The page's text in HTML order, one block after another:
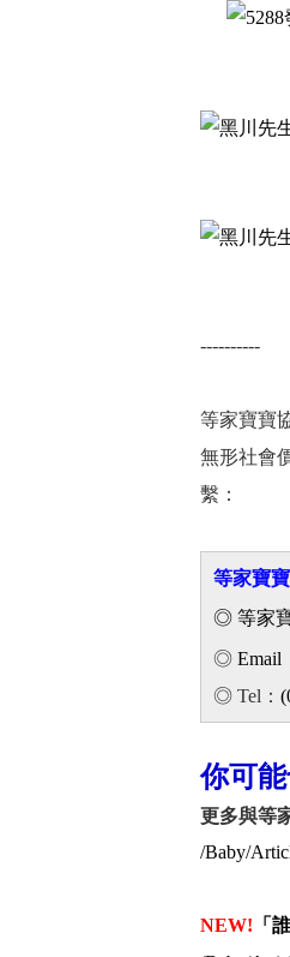
----------
等家寶寶
無形社會
繫：
等家寶
◎ 等家
◎ Email
◎ Tel：
你可
更多與等
/Baby/
NEW! 「